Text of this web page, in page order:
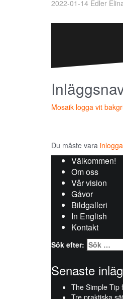
2022-01-14 Edler
Mosaik logga vit
Du måste vara
Välkommen!
Om oss
Vår vision
Gåvor
Bildgalleri
In English
Kontakt
Sök efter:
Senaste
The Simple Tip
Tre praktiska